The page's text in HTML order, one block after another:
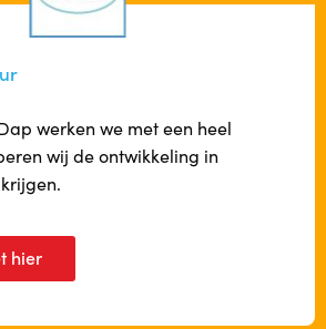
werken we met een heel
wij de ontwikkeling in
hier